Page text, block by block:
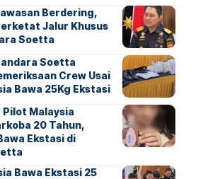
Berdering,
Jalur Khusus
Soetta
Soetta
Crew Usai
Bawa 25Kg Ekstasi
Malaysia
20 Tahun,
Ekstasi di
Bawa Ekstasi 25